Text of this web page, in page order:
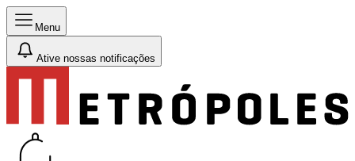
Menu
Ative nossas notificações